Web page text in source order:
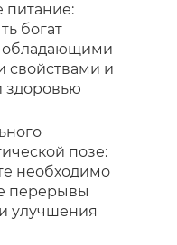
питание:
богат
обладающими
свойствами и
здоровью
позе:
необходимо
перерывы
улучшения